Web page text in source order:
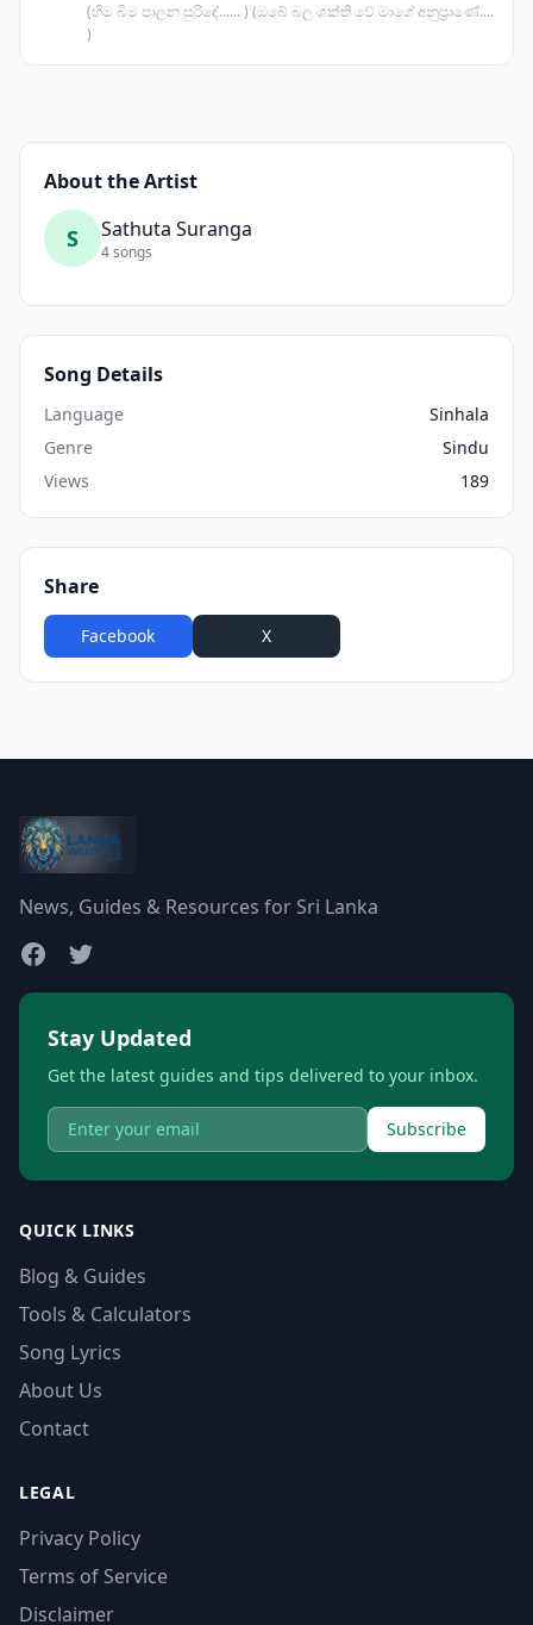
(හිම බිම පාලන සුරිඳේ...... ) (ඔබේ බල ශක්ති වේ මාගේ අනුප්‍රාණේ....
)
About the Artist
S Sathuta Suranga
4 songs
Song Details
Language
Sinhala
Genre
Sindu
Views
189
Share
Facebook X
News, Guides & Resources for Sri Lanka
Stay Updated
Get the latest guides and tips delivered to your inbox.
Subscribe
QUICK LINKS
Blog & Guides
Tools & Calculators
Song Lyrics
About Us
Contact
LEGAL
Privacy Policy
Terms of Service
Disclaimer